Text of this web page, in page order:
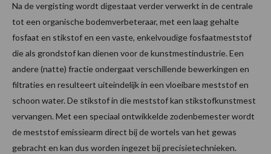
Na de vergisting wordt digestaat verder verwerkt in de centrale
tot een organische bodemverbeteraar, met een laag gehalte
fosfaat en stikstof en een vaste, enkelvoudige fosfaatmeststof
die als grondstof kan dienen voor de kunstmestindustrie. Een
andere (natte) fractie ondergaat verschillende bewerkingen en
filtraties en resulteert uiteindelijk in een vloeibare meststof en
schoon water. De stikstof in die meststof kan stikstofkunstmest
vervangen. Met een speciaal ontwikkelde zodenbemester wordt
de meststof emissiearm direct bij de wortels van het gewas
gebracht en kan dus worden ingezet bij precisietechnieken.